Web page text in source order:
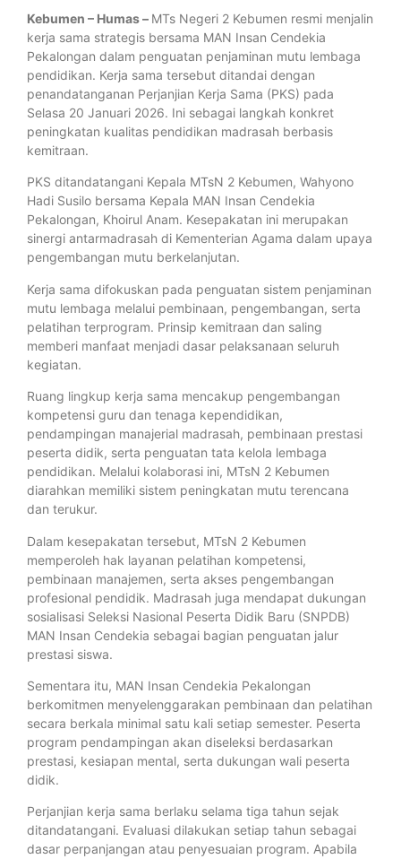
Kebumen – Humas – MTs Negeri 2 Kebumen resmi menjalin
kerja sama strategis bersama MAN Insan Cendekia
Pekalongan dalam penguatan penjaminan mutu lembaga
pendidikan. Kerja sama tersebut ditandai dengan
penandatanganan Perjanjian Kerja Sama (PKS) pada
Selasa 20 Januari 2026. Ini sebagai langkah konkret
peningkatan kualitas pendidikan madrasah berbasis
kemitraan.
PKS ditandatangani Kepala MTsN 2 Kebumen, Wahyono
Hadi Susilo bersama Kepala MAN Insan Cendekia
Pekalongan, Khoirul Anam. Kesepakatan ini merupakan
sinergi antarmadrasah di Kementerian Agama dalam upaya
pengembangan mutu berkelanjutan.
Kerja sama difokuskan pada penguatan sistem penjaminan
mutu lembaga melalui pembinaan, pengembangan, serta
pelatihan terprogram. Prinsip kemitraan dan saling
memberi manfaat menjadi dasar pelaksanaan seluruh
kegiatan.
Ruang lingkup kerja sama mencakup pengembangan
kompetensi guru dan tenaga kependidikan,
pendampingan manajerial madrasah, pembinaan prestasi
peserta didik, serta penguatan tata kelola lembaga
pendidikan. Melalui kolaborasi ini, MTsN 2 Kebumen
diarahkan memiliki sistem peningkatan mutu terencana
dan terukur.
Dalam kesepakatan tersebut, MTsN 2 Kebumen
memperoleh hak layanan pelatihan kompetensi,
pembinaan manajemen, serta akses pengembangan
profesional pendidik. Madrasah juga mendapat dukungan
sosialisasi Seleksi Nasional Peserta Didik Baru (SNPDB)
MAN Insan Cendekia sebagai bagian penguatan jalur
prestasi siswa.
Sementara itu, MAN Insan Cendekia Pekalongan
berkomitmen menyelenggarakan pembinaan dan pelatihan
secara berkala minimal satu kali setiap semester. Peserta
program pendampingan akan diseleksi berdasarkan
prestasi, kesiapan mental, serta dukungan wali peserta
didik.
Perjanjian kerja sama berlaku selama tiga tahun sejak
ditandatangani. Evaluasi dilakukan setiap tahun sebagai
dasar perpanjangan atau penyesuaian program. Apabila